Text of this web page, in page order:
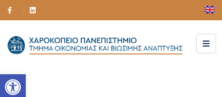
Ανοίξτε τη γραμμή εργαλείων